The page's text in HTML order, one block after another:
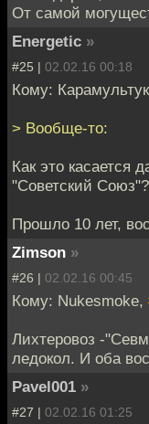
От самой
Energetic »
#25 | 02.02.16 00:18
Кому:
> Вообще-то:
Как это касается
"Советский Союз"?
Прошло 10 лет,
Zimson »
#26 | 02.02.16 00:45
Кому: Nukesmoke,
Лихтеровоз -
ледокол. И оба
Pavel001 »
#27 | 02.02.16 01:25